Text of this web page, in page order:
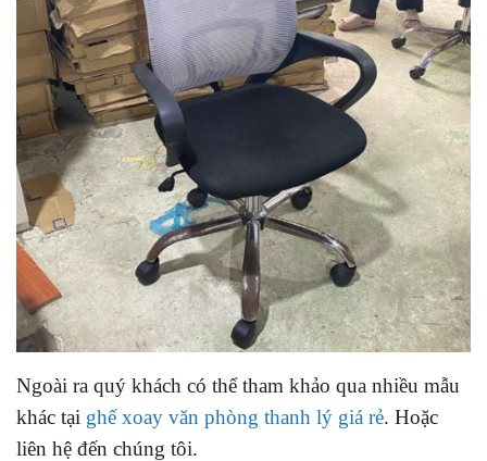
Ngoài ra quý khách có thể tham khảo qua nhiều mẫu
khác tại ghế xoay văn phòng thanh lý giá rẻ. Hoặc
liên hệ đến chúng tôi.